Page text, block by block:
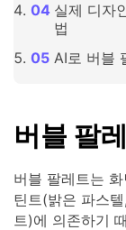
실제 디자
법
AI로 버블
버블 팔
버블 팔레트는
틴트(밝은 파스
트)에 의존하기